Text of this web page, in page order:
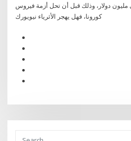
دولار، وذلك قبل أن تحل أزمة فيروس
كورونا، فهل يهجر الأثرياء نيويورك